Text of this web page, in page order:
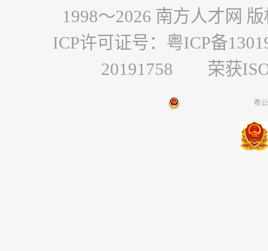
1998～2026 南方人才网
ICP许可证号：粤ICP备
20191758 荣获
粤